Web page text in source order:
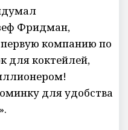
Фридман,
компанию по
для коктейлей,
для удобства